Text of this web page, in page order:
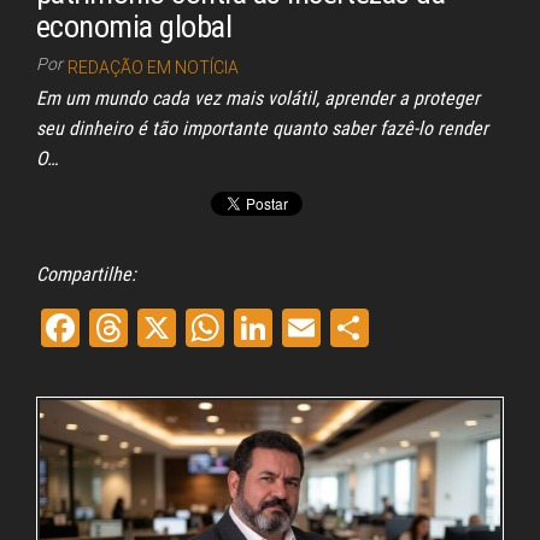
economia global
Por REDAÇÃO EM NOTÍCIA
Em um mundo cada vez mais volátil, aprender a proteger
seu dinheiro é tão importante quanto saber fazê-lo render
O…
Compartilhe:
Fa
bo
ok
Th
ad
s
X
W
ts
A
pp
Li
ed
In
E
ail e